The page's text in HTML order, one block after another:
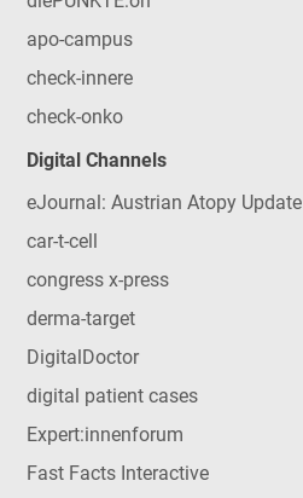
apo-campus
check-innere
check-onko
Digital Channels
eJournal: Austrian Atopy Update
car-t-cell
congress x-press
derma-target
DigitalDoctor
digital patient cases
Expert:innenforum
Fast Facts Interactive